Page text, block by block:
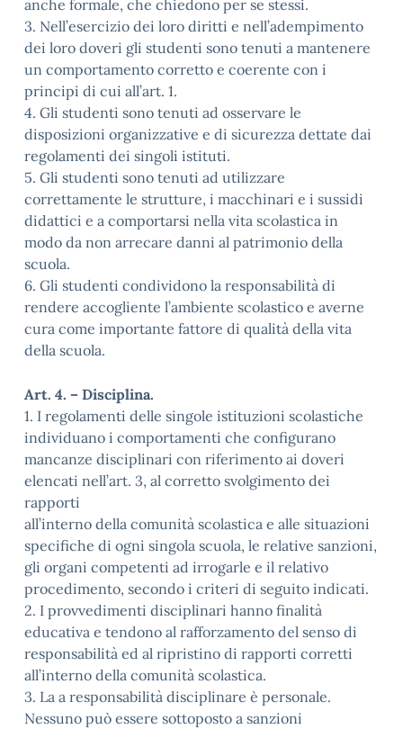
anche formale, che chiedono per se stessi.
3. Nell’esercizio dei loro diritti e nell’adempimento
dei loro doveri gli studenti sono tenuti a mantenere
un comportamento corretto e coerente con i
principi di cui all’art. 1.
4. Gli studenti sono tenuti ad osservare le
disposizioni organizzative e di sicurezza dettate dai
regolamenti dei singoli istituti.
5. Gli studenti sono tenuti ad utilizzare
correttamente le strutture, i macchinari e i sussidi
didattici e a comportarsi nella vita scolastica in
modo da non arrecare danni al patrimonio della
scuola.
6. Gli studenti condividono la responsabilità di
rendere accogliente l’ambiente scolastico e averne
cura come importante fattore di qualità della vita
della scuola.
Art. 4. – Disciplina.
1. I regolamenti delle singole istituzioni scolastiche
individuano i comportamenti che configurano
mancanze disciplinari con riferimento ai doveri
elencati nell’art. 3, al corretto svolgimento dei
rapporti
all’interno della comunità scolastica e alle situazioni
specifiche di ogni singola scuola, le relative sanzioni,
gli organi competenti ad irrogarle e il relativo
procedimento, secondo i criteri di seguito indicati.
2. I provvedimenti disciplinari hanno finalità
educativa e tendono al rafforzamento del senso di
responsabilità ed al ripristino di rapporti corretti
all’interno della comunità scolastica.
3. La a responsabilità disciplinare è personale.
Nessuno può essere sottoposto a sanzioni